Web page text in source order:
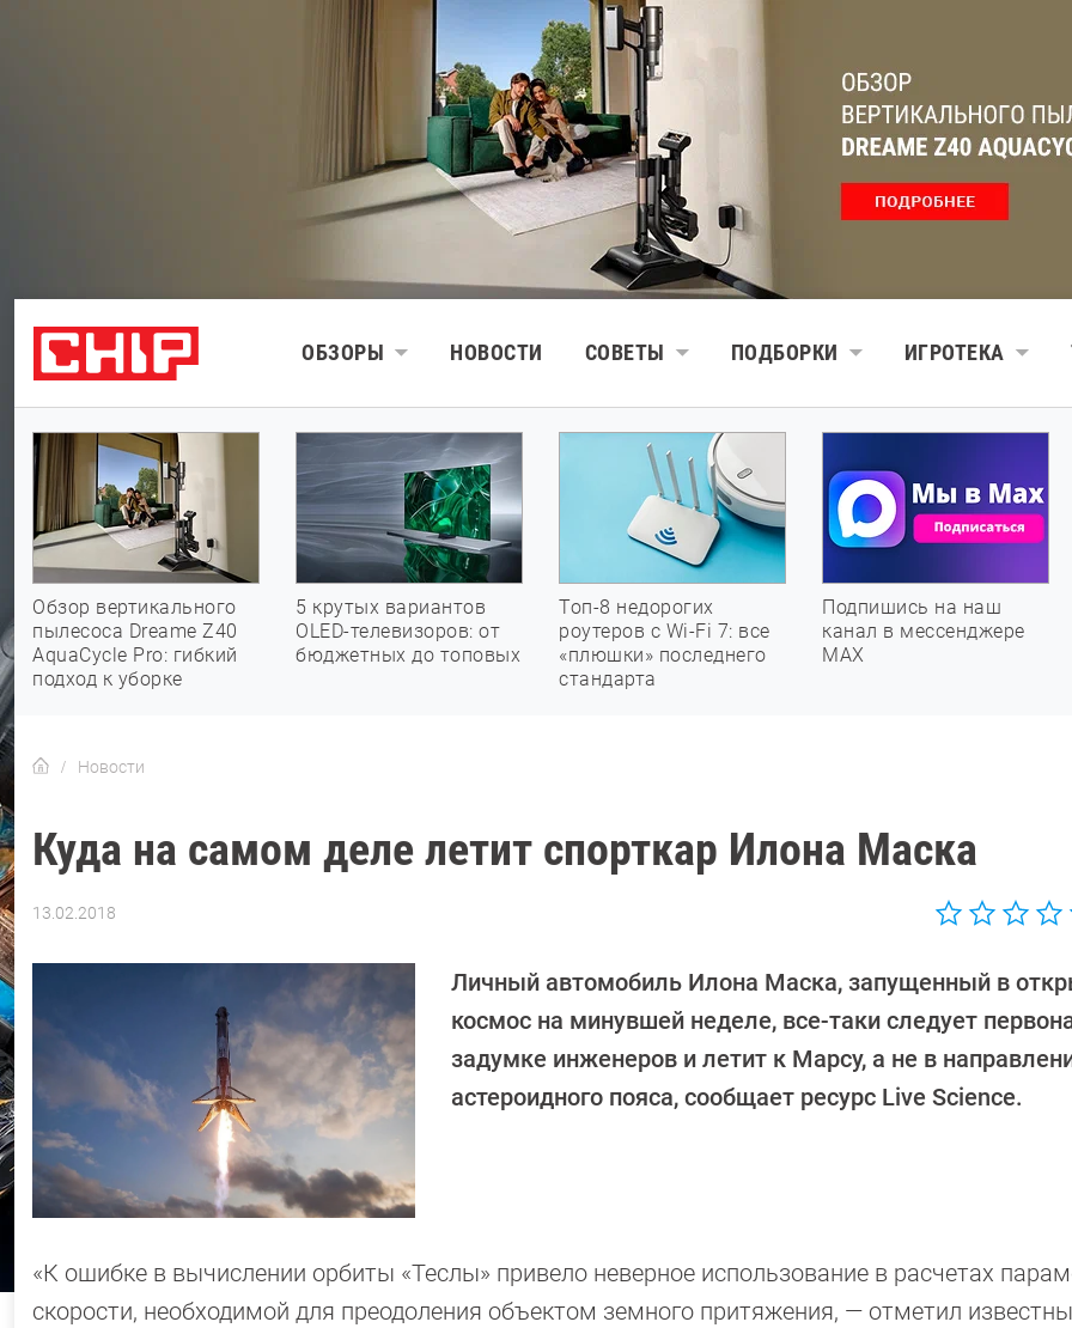
ОБЗОРЫ НОВОСТИ СОВЕТЫ ПОДБОРКИ ИГРОТЕКА
Обзор вертикального
пылесоса Dreame Z40
AquaCycle Pro: гибкий
подход к уборке
5 крутых вариантов
OLED-телевизоров: от
бюджетных до топовых
Топ-8 недорогих
роутеров с Wi-Fi 7: все
«плюшки» последнего
стандарта
Подпишись на наш
канал в мессенджере
МАХ
Новости
Куда на самом деле летит спорткар Илона Маска
13.02.2018
Личный автомобиль Илона Маска, запущенный в
космос на минувшей неделе, все-таки следует
задумке инженеров и летит к Марсу, а не в
астероидного пояса, сообщает ресурс Live Science.
«К ошибке в вычислении орбиты «Теслы» привело неверное использование в расчетах
скорости, необходимой для преодоления объектом земного притяжения, — отметил